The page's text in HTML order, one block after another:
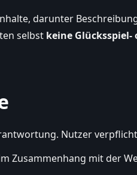
darunter
selbst keine Glücksspiel-
Nutzer
Zusammenhang mit der